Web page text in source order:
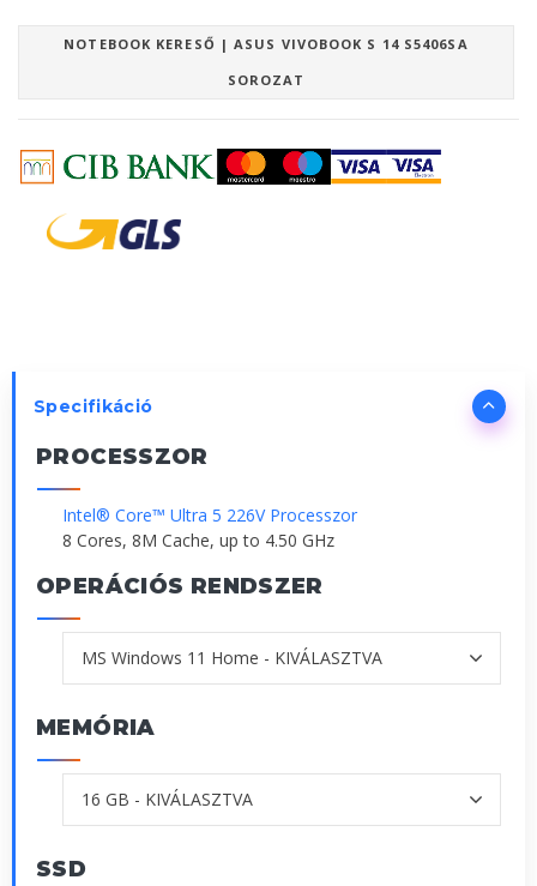
NOTEBOOK KERESŐ | ASUS VIVOBOOK S 14 S5406SA
SOROZAT
Specifikáció
PROCESSZOR
Intel® Core™ Ultra 5 226V Processzor
8 Cores, 8M Cache, up to 4.50 GHz
OPERÁCIÓS RENDSZER
MEMÓRIA
SSD